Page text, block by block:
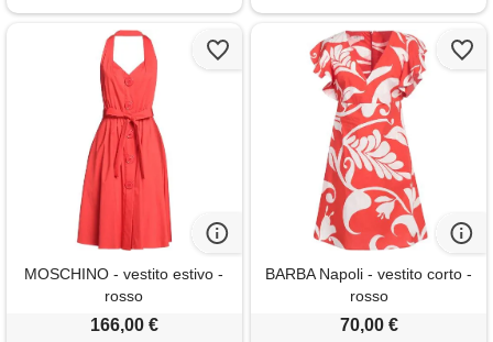
MOSCHINO - vestito estivo -
rosso
166,00 €
BARBA Napoli - vestito corto -
rosso
70,00 €